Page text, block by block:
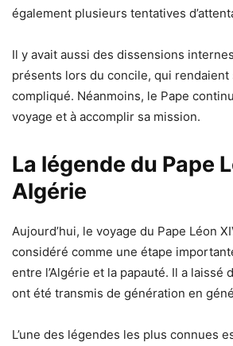
également plusieurs tentatives
Il y avait aussi des dissensions
présents lors du concile, qui rendaient
compliqué. Néanmoins, le Pape
voyage et à accomplir sa mission.
La légende du Pape
Algérie
Aujourd’hui, le voyage du Pape Léon
considéré comme une étape
entre l’Algérie et la papauté. Il a laissé
ont été transmis de génération en
L’une des légendes les plus connues